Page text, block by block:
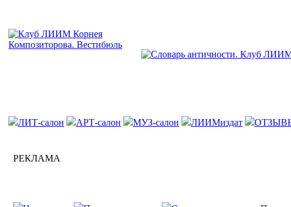
ЛИТ-салон АРТ-салон МУЗ-салон ЛИИМиздат
РЕКЛАМА